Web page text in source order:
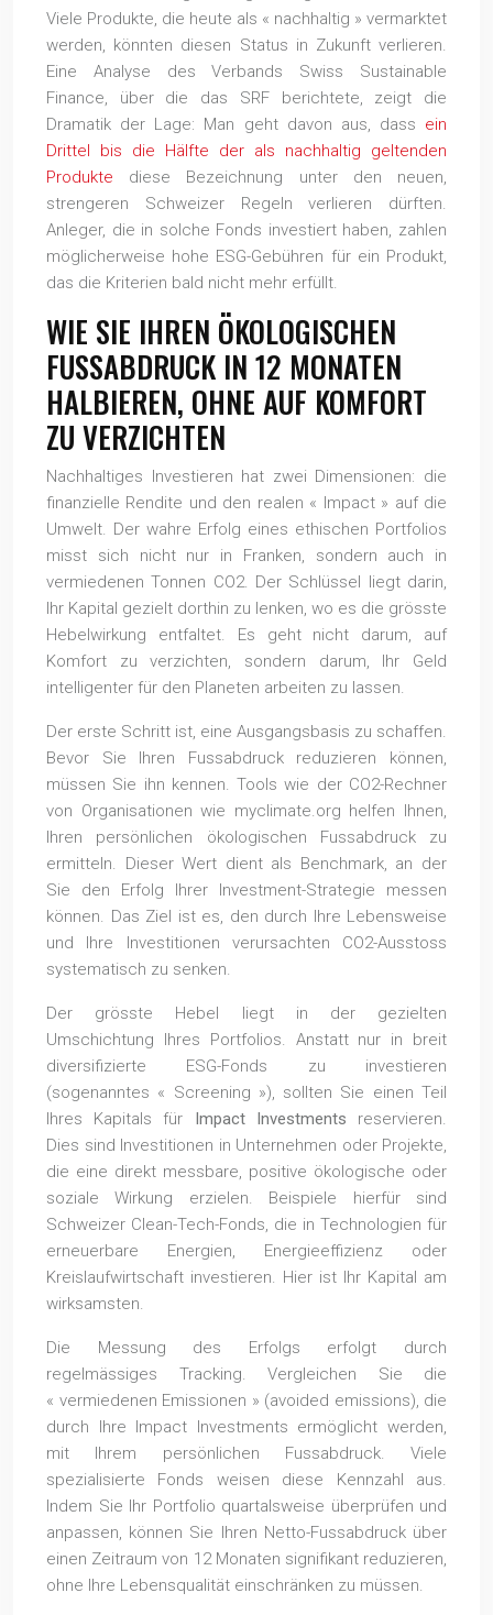
Viele Produkte, die heute als « nachhaltig » vermarktet
werden, könnten diesen Status in Zukunft verlieren.
Eine Analyse des Verbands Swiss Sustainable
Finance, über die das SRF berichtete, zeigt die
Dramatik der Lage: Man geht davon aus, dass ein
Drittel bis die Hälfte der als nachhaltig geltenden
Produkte diese Bezeichnung unter den neuen,
strengeren Schweizer Regeln verlieren dürften.
Anleger, die in solche Fonds investiert haben, zahlen
möglicherweise hohe ESG-Gebühren für ein Produkt,
das die Kriterien bald nicht mehr erfüllt.
WIE SIE IHREN ÖKOLOGISCHEN
FUSSABDRUCK IN 12 MONATEN
HALBIEREN, OHNE AUF KOMFORT
ZU VERZICHTEN
Nachhaltiges Investieren hat zwei Dimensionen: die
finanzielle Rendite und den realen « Impact » auf die
Umwelt. Der wahre Erfolg eines ethischen Portfolios
misst sich nicht nur in Franken, sondern auch in
vermiedenen Tonnen CO2. Der Schlüssel liegt darin,
Ihr Kapital gezielt dorthin zu lenken, wo es die grösste
Hebelwirkung entfaltet. Es geht nicht darum, auf
Komfort zu verzichten, sondern darum, Ihr Geld
intelligenter für den Planeten arbeiten zu lassen.
Der erste Schritt ist, eine Ausgangsbasis zu schaffen.
Bevor Sie Ihren Fussabdruck reduzieren können,
müssen Sie ihn kennen. Tools wie der CO2-Rechner
von Organisationen wie myclimate.org helfen Ihnen,
Ihren persönlichen ökologischen Fussabdruck zu
ermitteln. Dieser Wert dient als Benchmark, an der
Sie den Erfolg Ihrer Investment-Strategie messen
können. Das Ziel ist es, den durch Ihre Lebensweise
und Ihre Investitionen verursachten CO2-Ausstoss
systematisch zu senken.
Der grösste Hebel liegt in der gezielten
Umschichtung Ihres Portfolios. Anstatt nur in breit
diversifizierte ESG-Fonds zu investieren
(sogenanntes « Screening »), sollten Sie einen Teil
Ihres Kapitals für
Impact Investments reservieren.
Dies sind Investitionen in Unternehmen oder Projekte,
die eine direkt messbare, positive ökologische oder
soziale Wirkung erzielen. Beispiele hierfür sind
Schweizer Clean-Tech-Fonds, die in Technologien für
erneuerbare Energien, Energieeffizienz oder
Kreislaufwirtschaft investieren. Hier ist Ihr Kapital am
wirksamsten.
Die Messung des Erfolgs erfolgt durch
regelmässiges Tracking. Vergleichen Sie die
« vermiedenen Emissionen » (avoided emissions), die
durch Ihre Impact Investments ermöglicht werden,
mit Ihrem persönlichen Fussabdruck. Viele
spezialisierte Fonds weisen diese Kennzahl aus.
Indem Sie Ihr Portfolio quartalsweise überprüfen und
anpassen, können Sie Ihren Netto-Fussabdruck über
einen Zeitraum von 12 Monaten signifikant reduzieren,
ohne Ihre Lebensqualität einschränken zu müssen.